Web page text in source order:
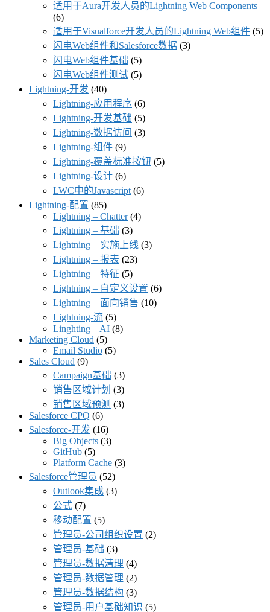
适用于Aura开发人员的Lightning Web Components
(6)
适用于Visualforce开发人员的Lightning Web组件 (5)
闪电Web组件和Salesforce数据 (3)
闪电Web组件基础 (5)
闪电Web组件测试 (5)
Lightning-开发 (40)
Lightning-应用程序 (6)
Lightning-开发基础 (5)
Lightning-数据访问 (3)
Lightning-组件 (9)
Lightning-覆盖标准按钮 (5)
Lightning-设计 (6)
LWC中的Javascript (6)
Lightning-配置 (85)
Lightning – Chatter(4)
Lightning – 基础 (3)
Lightning – 实施上线 (3)
Lightning – 报表 (23)
Lightning – 特征 (5)
Lightning – 自定义设置 (6)
Lightning – 面向销售 (10)
Lightning-流 (5)
Linghting – AI (8)
Marketing Cloud (5)
Email Studio (5)
Sales Cloud (9)
Campaign基础 (3)
销售区域计划 (3)
销售区域预测 (3)
Salesforce CPQ (6)
Salesforce-开发 (16)
Big Objects (3)
GitHub (5)
Platform Cache (3)
Salesforce管理员 (52)
Outlook集成 (3)
公式 (7)
移动配置 (5)
管理员-公司组织设置 (2)
管理员-基础 (3)
管理员-数据清理 (4)
管理员-数据管理 (2)
管理员-数据结构 (3)
管理员-用户基础知识 (5)